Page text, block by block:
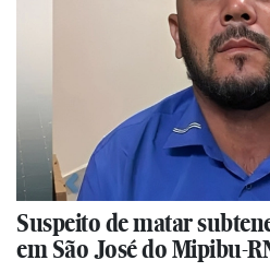
Suspeito de matar
em São José do Mipibu-